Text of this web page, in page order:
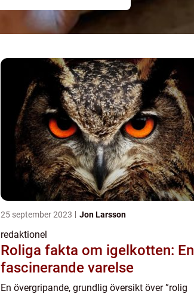
25 september 2023 Jon Larsson
redaktionel
Roliga fakta om igelkotten: En
fascinerande varelse
En övergripande, grundlig översikt över ”rolig